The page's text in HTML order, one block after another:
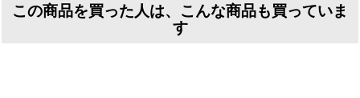
この商品を買った人は、こんな商品も買っていま
す